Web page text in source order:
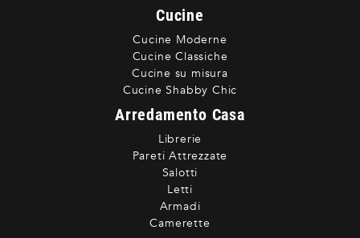
Cucine
Cucine Moderne
Cucine Classiche
Cucine su misura
Cucine Shabby Chic
Arredamento Casa
Librerie
Pareti Attrezzate
Salotti
Letti
Armadi
Camerette